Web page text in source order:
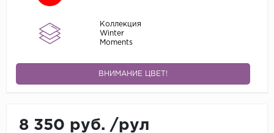
Коллекция
Winter
Moments
ВНИМАНИЕ ЦВЕТ!
8 350 руб. /рул